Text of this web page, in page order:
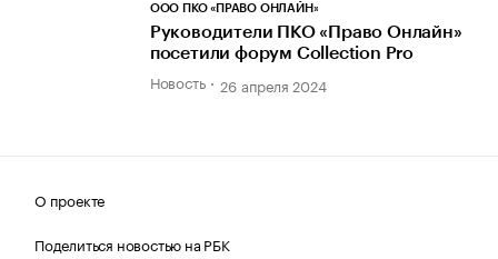
ООО ПКО «ПРАВО ОНЛАЙН»
Руководители ПКО «Право Онлайн»
посетили форум Collection Pro
Новость 26 апреля 2024
О проекте
Поделиться новостью на РБК